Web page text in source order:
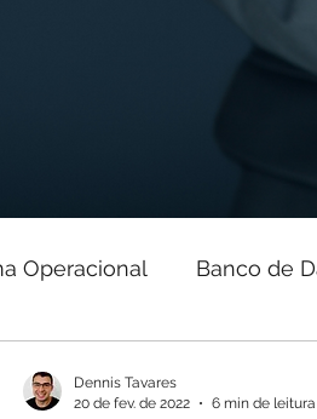
Operacional Banco de
de Dados
Dennis Tavares
20 de fev. de 2022
6 min de leitura